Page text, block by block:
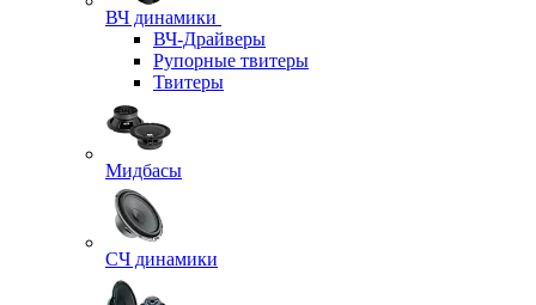
ВЧ динамики
ВЧ-Драйверы
Рупорные твитеры
Твитеры
Мидбасы
СЧ динамики